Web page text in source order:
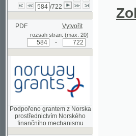
PDF Vytvořit
rozsah stran: (max. 20)
Podpořeno grantem z Norska
prostřednictvím Norského
hledat na aktuální
stránce